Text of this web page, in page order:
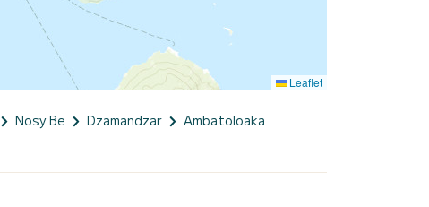
Leaflet
Nosy Be Dzamandzar
Ambatoloaka